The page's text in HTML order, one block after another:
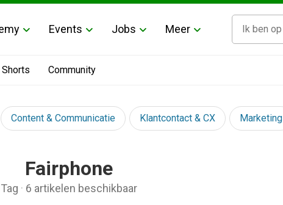
Events Jobs Meer
Shorts Community
Content & Communicatie Klantcontact & CX Marketing
Fairphone
Tag · 6 artikelen beschikbaar